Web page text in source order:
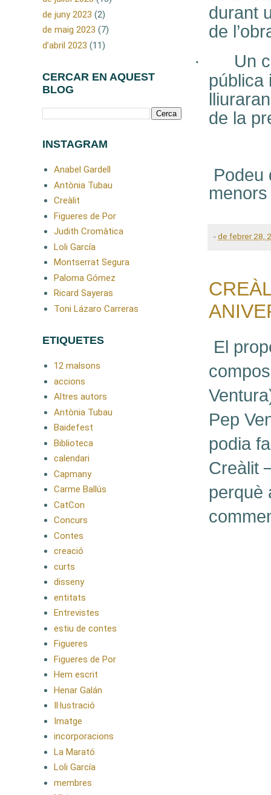
durant
de
·
Un
pública
de la
Podeu
-de febrer 28,
El
Pep
podia
Creàlit
perquè
de juny 2023 (2)
de maig 2023 (7)
d’abril 2023 (11)
CERCAR EN AQUEST
BLOG
INSTAGRAM
Anabel Gardell
Antònia Tubau
Creàlit
Figueres de Por
Judith Cromàtica
Loli García
Montserrat Segura
Paloma Gómez
Ricard Sayeras
Toni Lázaro Carreras
ETIQUETES
12 malsons
accions
Altres autors
Antònia Tubau
Baidefest
Biblioteca
calendari
Capmany
Carme Ballús
CatCon
Concurs
Contes
creació
curts
disseny
entitats
Entrevistes
estiu de contes
Figueres
Figueres de Por
Hem escrit
Henar Galán
Il·lustració
Imatge
incorporacions
La Marató
Loli García
membres